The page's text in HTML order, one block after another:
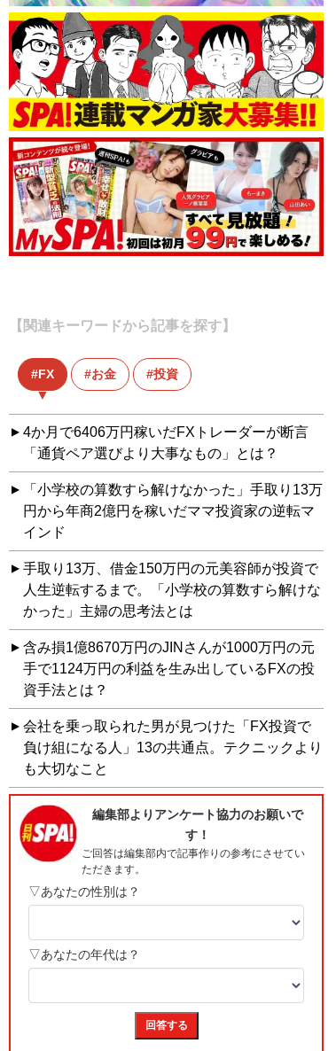
【関連キーワードから記事を探す】
FX お金 投資
4か月で6406万円稼いだFXトレーダーが断言
「通貨ペア選びより大事なもの」とは？
「小学校の算数すら解けなかった」手取り13万
円から年商2億円を稼いだママ投資家の逆転マ
インド
手取り13万、借金150万円の元美容師が投資で
人生逆転するまで。「小学校の算数すら解けな
かった」主婦の思考法とは
含み損1億8670万円のJINさんが1000万円の元
手で1124万円の利益を生み出しているFXの投
資手法とは？
会社を乗っ取られた男が見つけた「FX投資で
負け組になる人」13の共通点。テクニックより
も大切なこと